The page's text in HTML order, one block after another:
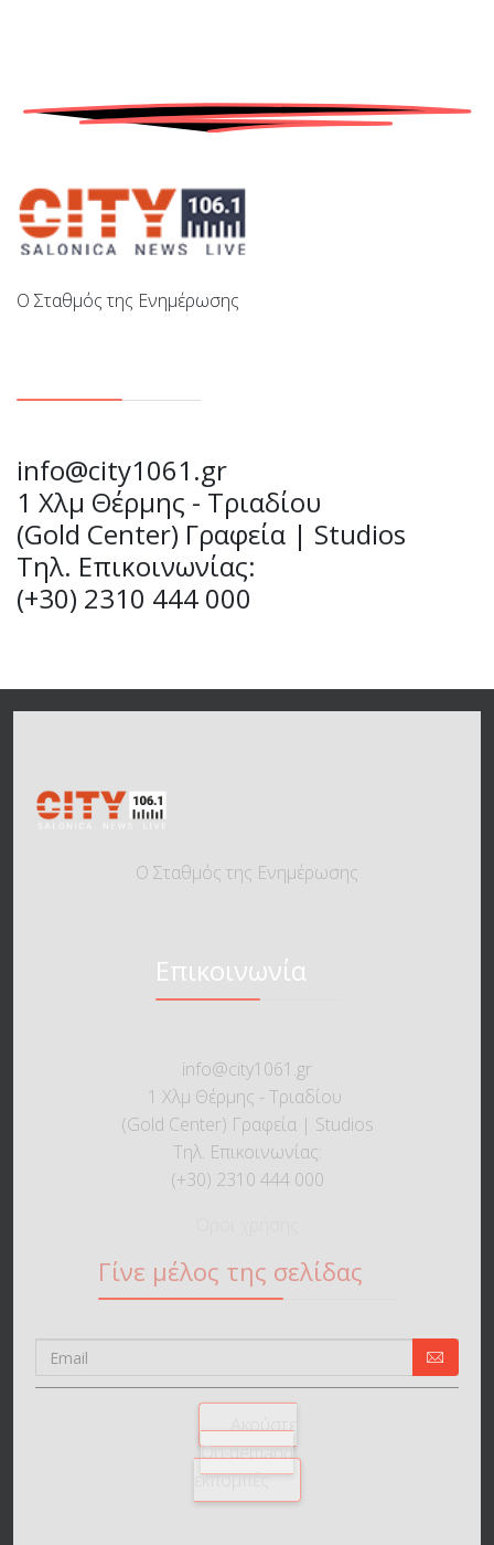
Ο Σταθμός της Ενημέρωσης
info@city1061.gr
1 Χλμ Θέρμης - Τριαδίου
(Gold Center) Γραφεία | Studios
Τηλ. Επικοινωνίας:
(+30) 2310 444 000
Ο Σταθμός της Ενημέρωσης
Επικοινωνία
info@city1061.gr
1 Χλμ Θέρμης - Τριαδίου
(Gold Center) Γραφεία | Studios
Τηλ. Επικοινωνίας:
(+30) 2310 444 000
Γίνε μέλος της σελίδας
Ακούστε
On-demand
εκπομπές